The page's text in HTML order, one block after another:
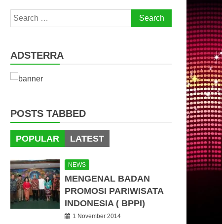
Search
for:
ADSTERRA
POSTS TABBED
POPULAR LATEST
NEWS
MENGENAL BADAN
PROMOSI PARIWISATA
INDONESIA ( BPPI)
1 November 2014